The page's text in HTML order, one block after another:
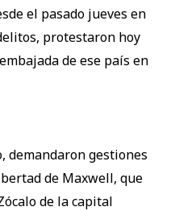
el pasado jueves en
protestaron hoy
de ese país en
demandaron gestiones
de Maxwell, que
de la capital